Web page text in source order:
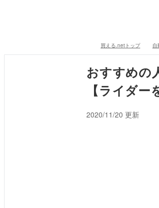
買える.netトップ 自
おすすめの
【ライダー
2020/11/20 更新